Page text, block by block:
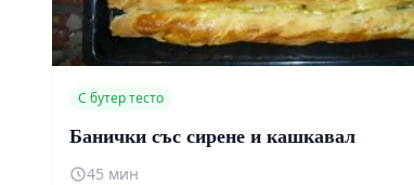
С бутер тесто
Банички със сирене и кашкавал
45 мин